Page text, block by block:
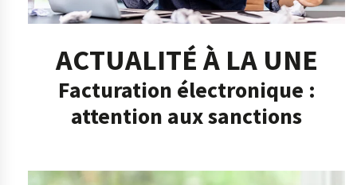
ACTUALITÉ À LA UNE
Facturation électronique :
attention aux sanctions